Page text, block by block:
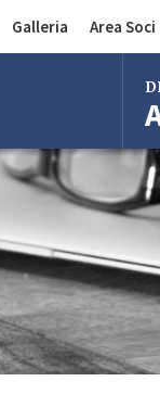
Galleria
Divisione Bus
Area Soci